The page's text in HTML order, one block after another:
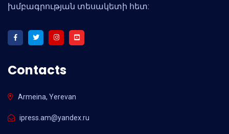
խմբագրության տեսակետի հետ:
Contacts
Armeina, Yerevan
ipress.am@yandex.ru